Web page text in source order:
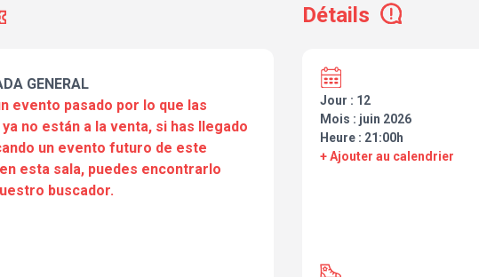
Détails
GENERAL
evento pasado por lo que las
no están a la venta, si has llegado
un evento futuro de este
esta sala, puedes encontrarlo
buscador.
Jour : 12
Mois : juin 2026
Heure : 21:00h
+ Ajouter au calendrier